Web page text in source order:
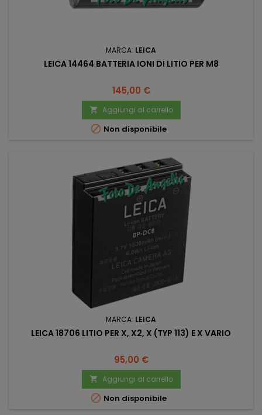
MARCA: LEICA
LEICA 14464 BATTERIA IONI DI LITIO PER M8
Prezzo
145,00 €
 Aggiungi al carrello
 Non disponibile
MARCA: LEICA
LEICA 18706 LITIO PER X, X2, X (TYP 113) E X VARIO
Prezzo
95,00 €
 Aggiungi al carrello
 Non disponibile